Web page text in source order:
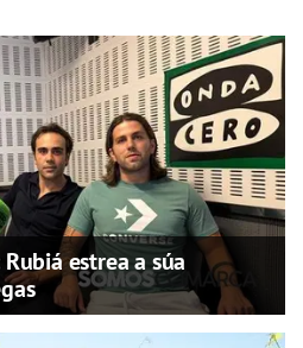
estrea a súa